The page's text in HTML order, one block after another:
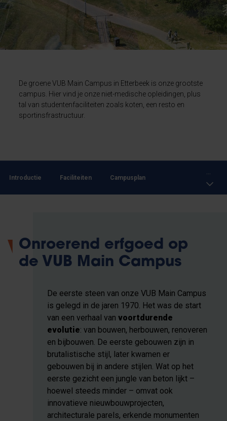
De groene VUB Main Campus in Etterbeek is onze grootste
campus. Hier vind je onze niet-medische opleidingen, plus
tal van studentenfaciliteiten zoals koten, een resto en
sportinsfrastructuur.
Introductie Faciliteiten Campusplan
Onroerend erfgoed op
de VUB Main Campus
De eerste steen van onze VUB Main Campus
is gelegd in de jaren 1970. Het was de start
van een verhaal vanvoortdurende
evolutie: van bouwen, herbouwen, renoveren
en bijbouwen. De eerste gebouwen zijn in
brutalistische stijl, later kwamen er
gebouwen bij in andere stijlen. Wat op het
eerste gezicht een jungle van beton lijkt –
hoewel steeds minder – omvat ook
innovatieve nieuwbouwprojecten,
architecturale parels, erkende monumenten